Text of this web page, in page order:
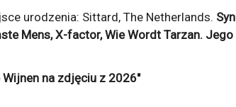
urodzenia: Sittard, The Netherlands. Syn
Mens, X-factor, Wie Wordt Tarzan. Jego